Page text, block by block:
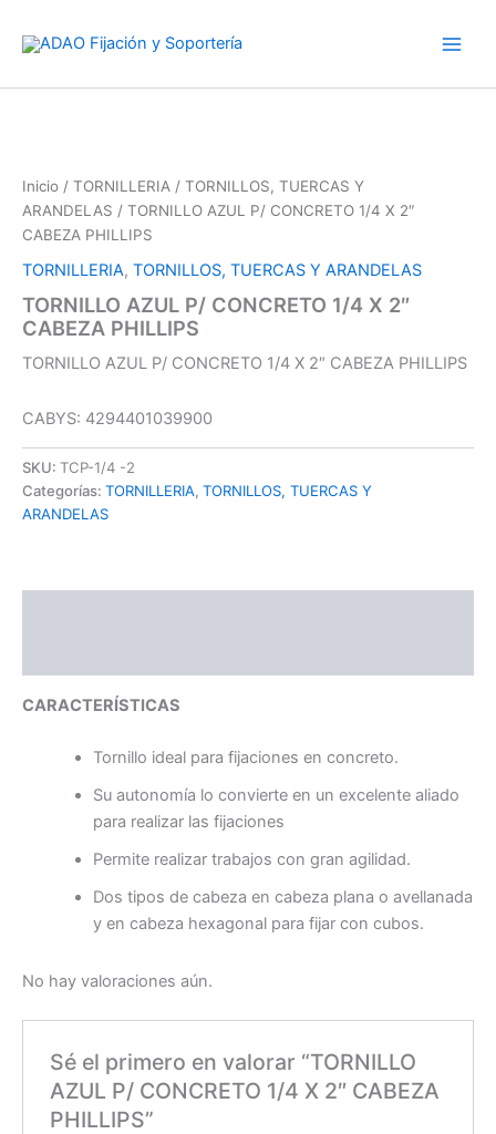
Inicio / TORNILLERIA / TORNILLOS, TUERCAS Y
ARANDELAS / TORNILLO AZUL P/ CONCRETO 1/4 X 2″
CABEZA PHILLIPS
TORNILLERIA, TORNILLOS, TUERCAS Y ARANDELAS
TORNILLO AZUL P/ CONCRETO 1/4 X 2″
CABEZA PHILLIPS
TORNILLO AZUL P/ CONCRETO 1/4 X 2″ CABEZA PHILLIPS
CABYS: 4294401039900
SKU: TCP-1/4 -2
Categorías: TORNILLERIA, TORNILLOS, TUERCAS Y
ARANDELAS
CARACTERÍSTICAS
Tornillo ideal para fijaciones en concreto.
Su autonomía lo convierte en un excelente aliado
para realizar las fijaciones
Permite realizar trabajos con gran agilidad.
Dos tipos de cabeza en cabeza plana o avellanada
y en cabeza hexagonal para fijar con cubos.
No hay valoraciones aún.
Sé el primero en valorar “TORNILLO
AZUL P/ CONCRETO 1/4 X 2″ CABEZA
PHILLIPS”